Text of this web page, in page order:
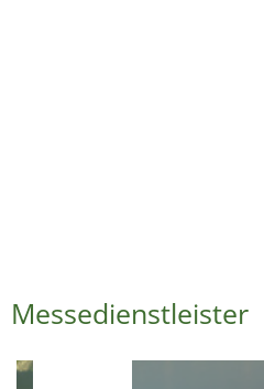
Messedienstleister